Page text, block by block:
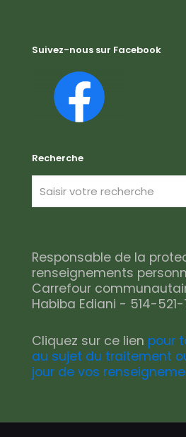
Suivez-nous sur Facebook
Recherche
Responsable de la
renseignements
Carrefour
Habiba Ediani - 514-
Cliquez sur ce lien pour
au sujet du traitement
jour de vos